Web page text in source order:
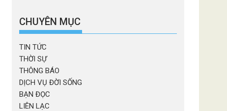
mục
CHUYÊN MỤC
TIN TỨC
THỜI SỰ
THÔNG BÁO
DỊCH VỤ ĐỜI SỐNG
BẠN ĐỌC
LIÊN LẠC